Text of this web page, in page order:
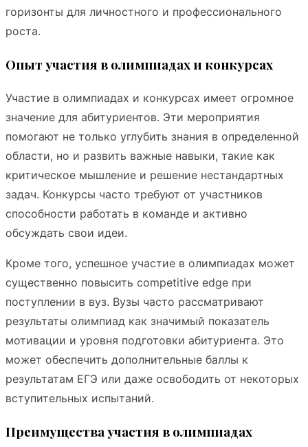
горизонты для личностного и профессионального
роста.
Опыт участия в олимпиадах и конкурсах
Участие в олимпиадах и конкурсах имеет огромное
значение для абитуриентов. Эти мероприятия
помогают не только углубить знания в определенной
области, но и развить важные навыки, такие как
критическое мышление и решение нестандартных
задач. Конкурсы часто требуют от участников
способности работать в команде и активно
обсуждать свои идеи.
Кроме того, успешное участие в олимпиадах может
существенно повысить competitive edge при
поступлении в вуз. Вузы часто рассматривают
результаты олимпиад как значимый показатель
мотивации и уровня подготовки абитуриента. Это
может обеспечить дополнительные баллы к
результатам ЕГЭ или даже освободить от некоторых
вступительных испытаний.
Преимущества участия в олимпиадах